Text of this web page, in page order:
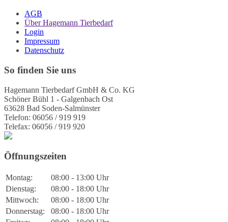
AGB
Über Hagemann Tierbedarf
Login
Impressum
Datenschutz
So finden Sie uns
Hagemann Tierbedarf GmbH & Co. KG
Schöner Bühl 1 - Galgenbach Ost
63628 Bad Soden-Salmünster
Telefon: 06056 / 919 919
Telefax: 06056 / 919 920
Öffnungszeiten
Montag:
08:00 - 13:00 Uhr
Dienstag:
08:00 - 18:00 Uhr
Mittwoch:
08:00 - 18:00 Uhr
Donnerstag:
08:00 - 18:00 Uhr